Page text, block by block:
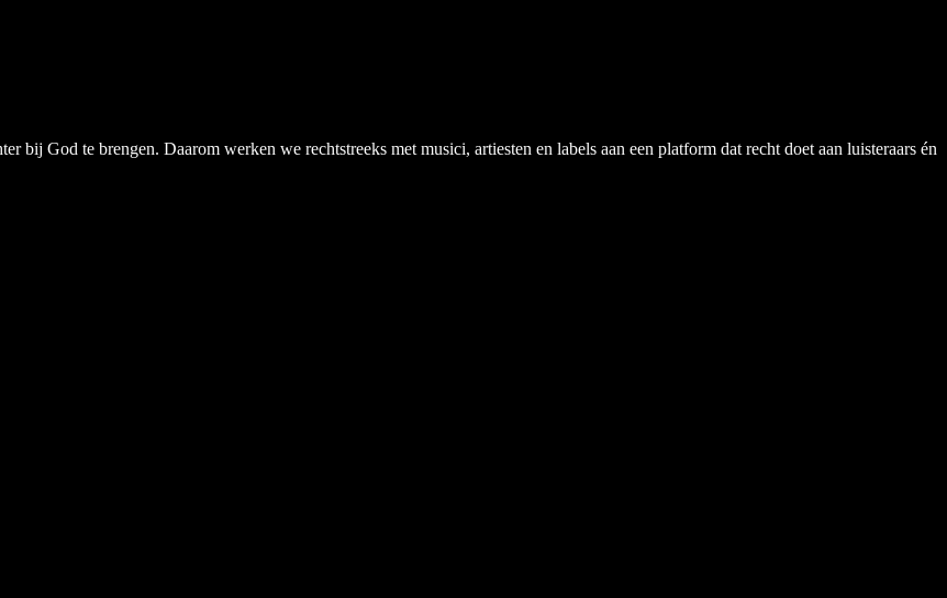
bij God te brengen. Daarom werken we rechtstreeks met musici, artiesten en labels aan een platform dat recht doet aan luisteraars én